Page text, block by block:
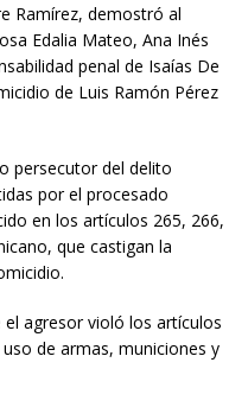
Ramírez, demostró al
Edalia Mateo, Ana Inés
penal de Isaías De
de Luis Ramón Pérez
persecutor del delito
por el procesado
en los artículos 265, 266,
que castigan la
agresor violó los artículos
de armas, municiones y